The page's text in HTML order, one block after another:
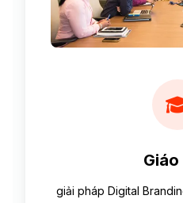
giải pháp Digital